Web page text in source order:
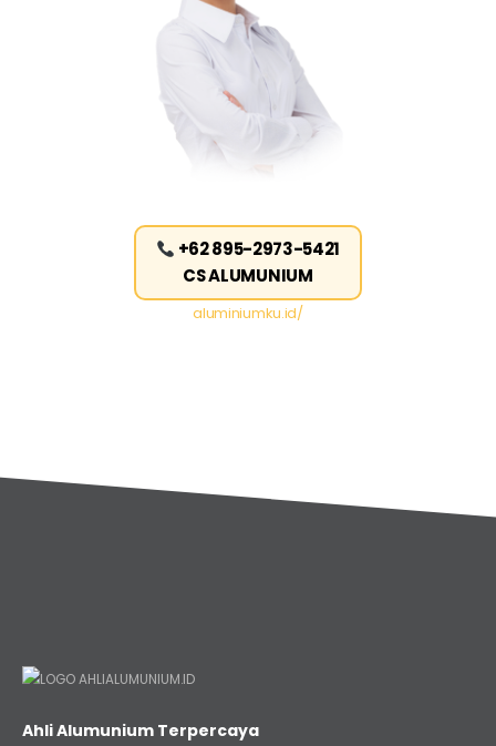
+62 895-2973-5421
CS ALUMUNIUM
aluminiumku.id/
Ahli Alumunium Terpercaya